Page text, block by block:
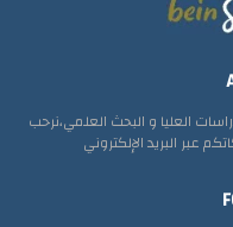
العليا و البحث العلمي،نرحب